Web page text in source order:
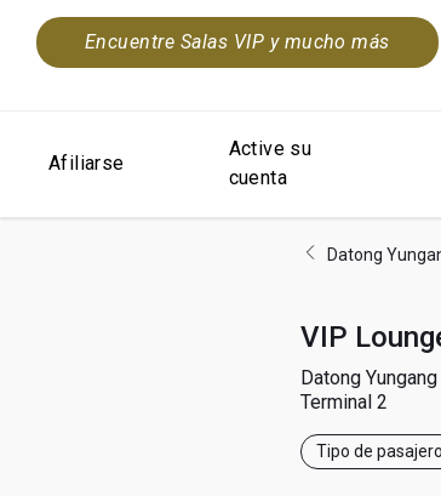
Encuentre Salas VIP y mucho más
Afiliarse
Active su
cuenta
Datong
VIP
Datong Yungang
Terminal 2
Tipo de